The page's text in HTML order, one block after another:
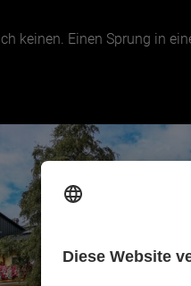
keinen. Einen Sprung in